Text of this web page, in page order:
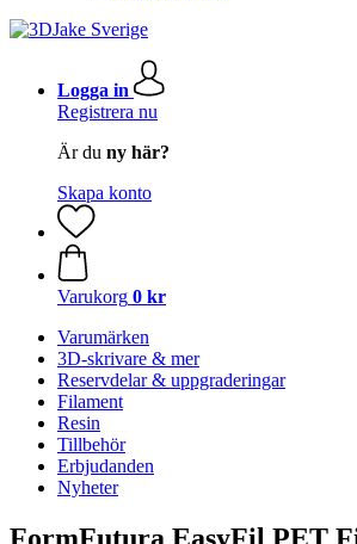
Logga in
Registrera nu
Är du ny här?
Skapa konto
Varukorg 0 kr
Varumärken
3D-skrivare & mer
Reservdelar & uppgraderingar
Filament
Resin
Tillbehör
Erbjudanden
Nyheter